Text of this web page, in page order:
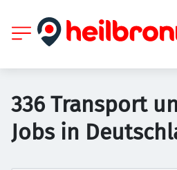
336 Transport
Jobs in